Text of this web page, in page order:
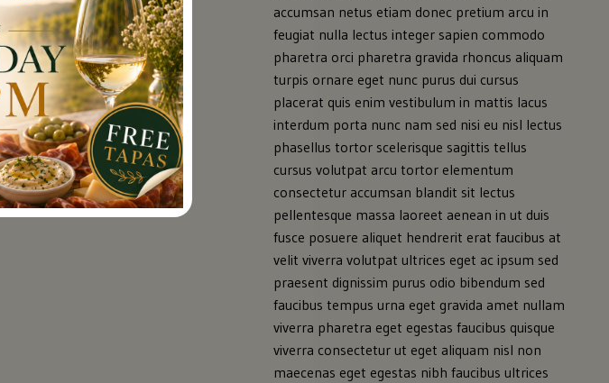
accumsan netus etiam donec pretium arcu in
feugiat nulla lectus integer sapien commodo
pharetra orci pharetra gravida rhoncus aliquam
turpis ornare eget nunc purus dui cursus
placerat quis enim vestibulum in mattis lacus
interdum porta nunc nam sed nisi eu nisl lectus
phasellus tortor scelerisque sagittis tellus
cursus volutpat arcu tortor elementum
consectetur accumsan blandit sit lectus
pellentesque massa laoreet aenean in ut duis
fusce posuere aliquet hendrerit erat faucibus at
velit viverra volutpat ultrices eget ac ipsum sed
praesent dignissim purus odio bibendum sed
faucibus tempus urna eget gravida amet nullam
viverra pharetra eget egestas faucibus quisque
viverra consectetur ut eget aliquam nisl non
maecenas eget egestas nibh faucibus ultrices
CLICK
HERE